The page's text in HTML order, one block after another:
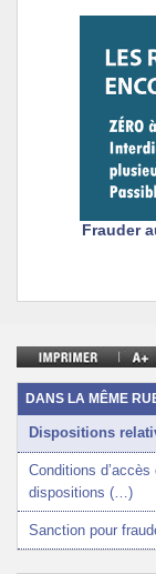
Frauder
DANS LA MÊME
Dispositions
Conditions
dispositions (…)
Sanction pour